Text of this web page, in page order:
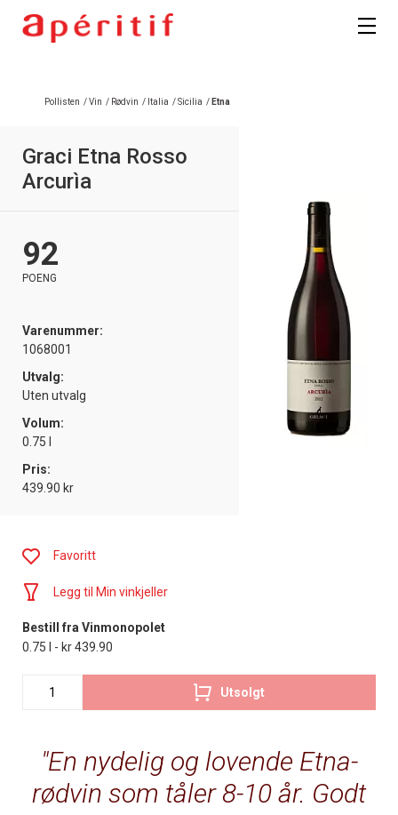
Pollisten /Vin / Rødvin / Italia /Sicilia / Etna
Graci Etna Rosso
Arcurìa
92
POENG
Varenummer:
1068001
Utvalg:
Uten utvalg
Volum:
0.75 l
Pris:
439.90 kr
En nydelig og lovende Etna-
rødvin som tåler 8-10 år. Godt
Favoritt
Legg til Min vinkjeller
Bestill fra Vinmonopolet
0.75 l - kr 439.90
Utsolgt